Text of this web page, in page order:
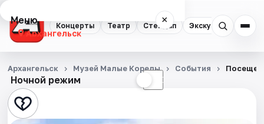
Концерты Театр Стендап Экскурсии
Меню ×
Архангельск
Концерты
Театр
Стендап
Ночной режим ☾
Архангельск Музей Малые Корелы События